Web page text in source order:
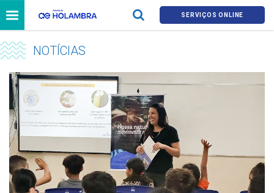
SERVIÇOS ONLINE
NOTÍCIAS